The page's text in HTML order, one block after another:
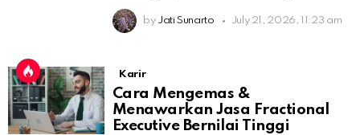
by Jati Sunarto July 21, 2026, 11:23 am
Karir
Cara Mengemas &
Menawarkan Jasa Fractional
Executive Bernilai Tinggi